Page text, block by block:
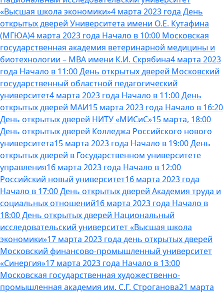
«Высшая школа экономики»4 марта 2023 года День
открытых дверей Университета имени О.Е. Кутафина
(МГЮА)4 марта 2023 года Начало в 10:00 Московская
государственная академия ветеринарной медицины и
биотехнологии – МВА имени К.И. Скрябина4 марта 2023
года Начало в 11:00 День открытых дверей Московский
государственный областной педагогический
университет4 марта 2023 года Начало в 11:00 День
открытых дверей МАИ15 марта 2023 года Начало в 16:20
День открытых дверей НИТУ «МИСиС»15 марта, 18:00
День открытых дверей Колледжа Российского нового
университета15 марта 2023 года Начало в 19:00 День
открытых дверей в Государственном университете
управления16 марта 2023 года Начало в 12:00
Российский новый университет16 марта 2023 года
Начало в 17:00 День открытых дверей Академия труда и
социальных отношений16 марта 2023 года Начало в
18:00 День открытых дверей Национальный
исследовательский университет «Высшая школа
экономики»17 марта 2023 года день открытых дверей
Московский финансово-промышленный университет
«Синергия»17 марта 2023 года Начало в 13:00
Московская государственная художественно-
промышленная академия им. С.Г. Строганова21 марта